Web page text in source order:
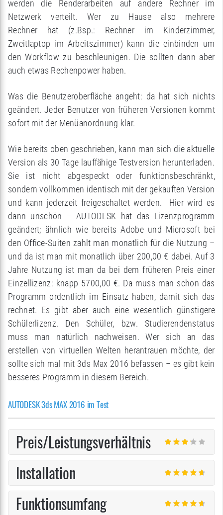
werden die Renderarbeiten auf andere Rechner im
Netzwerk verteilt. Wer zu Hause also mehrere
Rechner hat (z.Bsp.: Rechner im Kinderzimmer,
Zweitlaptop im Arbeitszimmer) kann die einbinden um
den Workflow zu beschleunigen. Die sollten dann aber
auch etwas Rechenpower haben.
Was die Benutzeroberfläche angeht: da hat sich nichts
geändert. Jeder Benutzer von früheren Versionen kommt
sofort mit der Menüanordnung klar.
Wie bereits oben geschrieben, kann man sich die aktuelle
Version als 30 Tage lauffähige Testversion herunterladen.
Sie ist nicht abgespeckt oder funktionsbeschränkt,
sondern vollkommen identisch mit der gekauften Version
und kann jederzeit freigeschaltet werden. Hier wird es
dann unschön – AUTODESK hat das Lizenzprogramm
geändert; ähnlich wie bereits Adobe und Microsoft bei
den Office-Suiten zahlt man monatlich für die Nutzung –
und da ist man mit monatlich über 200,00 € dabei. Auf 3
Jahre Nutzung ist man da bei dem früheren Preis einer
Einzellizenz: knapp 5700,00 €. Da muss man schon das
Programm ordentlich im Einsatz haben, damit sich das
rechnet. Es gibt aber auch eine wesentlich günstigere
Schülerlizenz. Den Schüler, bzw. Studierendenstatus
muss man natürlich nachweisen. Wer sich an das
erstellen von virtuellen Welten herantrauen möchte, der
sollte sich mal mit 3ds Max 2016 befassen – es gibt kein
besseres Programm in diesem Bereich.
AUTODESK 3ds MAX 2016 im Test
Preis/Leistungsverhältnis
Installation
Funktionsumfang